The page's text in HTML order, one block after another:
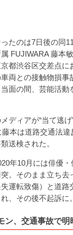
たのは7日後の同
FUJIWARA 藤本
京都渋谷区交差点
両との接触物損事
当面の間、芸能活
ディアが“当て逃
本は道路交通法違
送検された。
年10月には俳優・
。そのまま立ち去
運転致傷）と道路
、その後不起訴に。
ン、交通事故で明